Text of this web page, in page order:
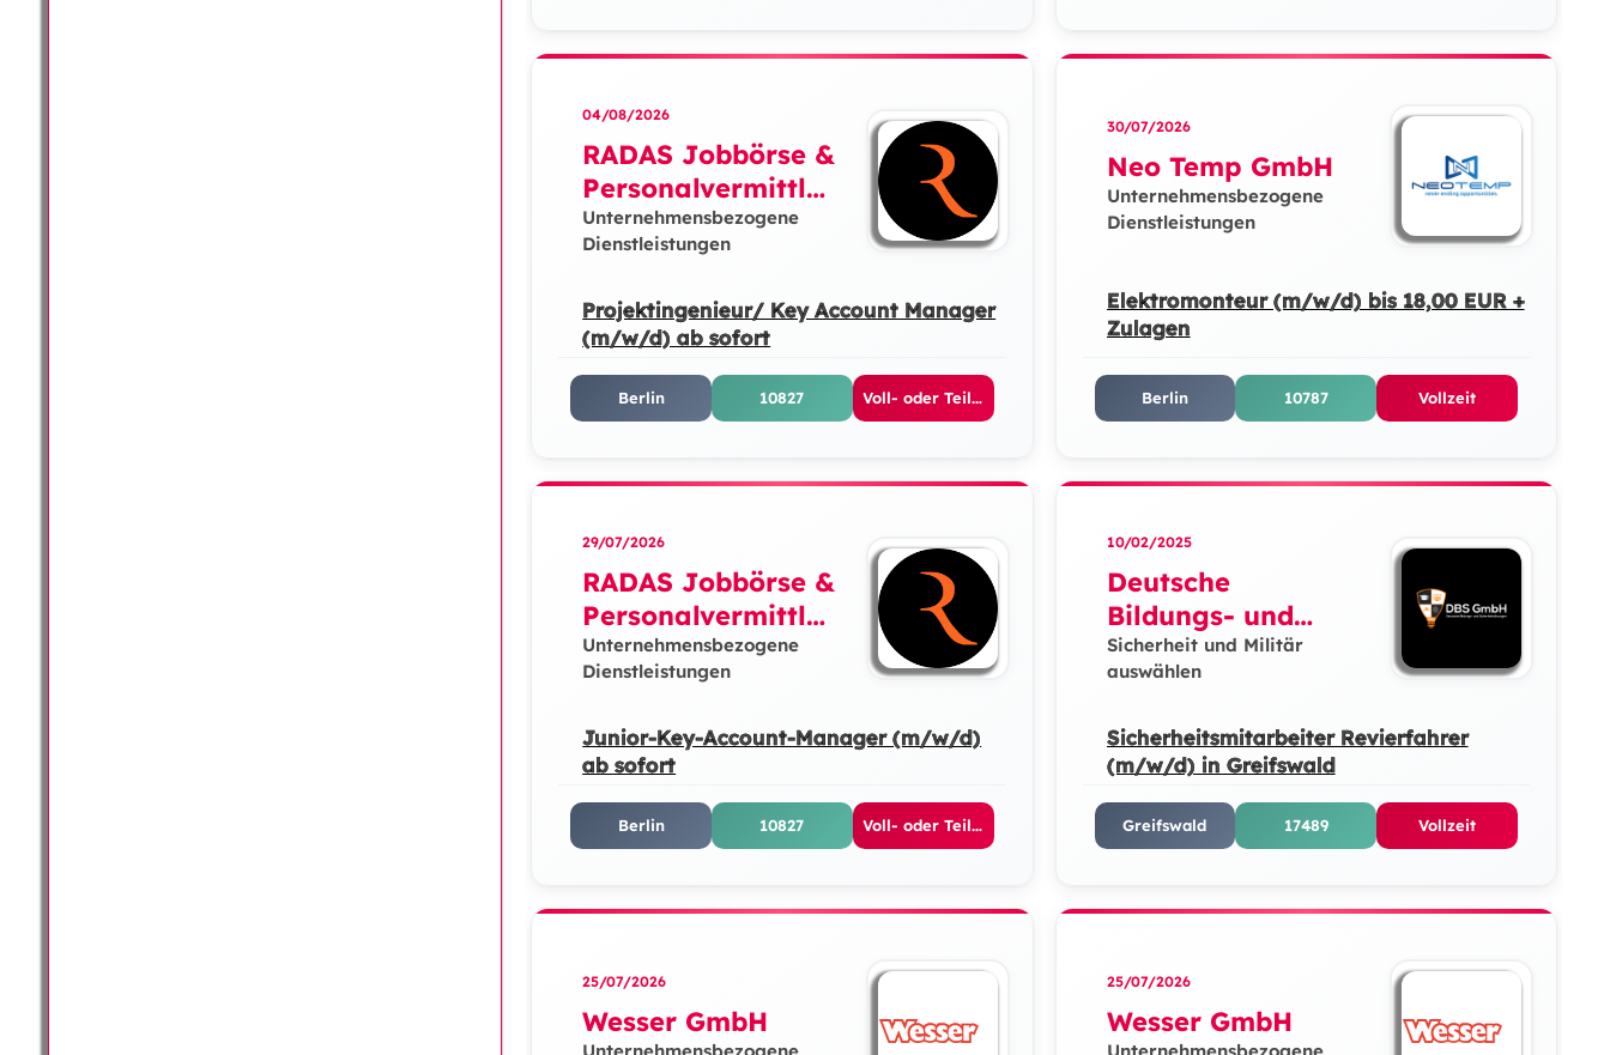
04/08/2026
RADAS Jobbörse &
Personalvermittlun
g GmbH
Unternehmensbezogene
Dienstleistungen
Projektingenieur/ Key Account Manager
(m/w/d) ab sofort
Berlin 10827 Voll- oder Teilzeit
30/07/2026
Neo Temp GmbH
Unternehmensbezogene
Dienstleistungen
Elektromonteur (m/w/d) bis 18,00 EUR +
Zulagen
Berlin 10787 Vollzeit
29/07/2026
RADAS Jobbörse &
Personalvermittlun
g GmbH
Unternehmensbezogene
Dienstleistungen
Junior-Key-Account-Manager (m/w/d)
ab sofort
Berlin 10827 Voll- oder Teilzeit
10/02/2025
Deutsche
Bildungs- und
Sicherheitslösunge
n GmbH
Sicherheit und Militär
auswählen
Sicherheitsmitarbeiter Revierfahrer
(m/w/d) in Greifswald
Greifswald 17489 Vollzeit
25/07/2026
Wesser GmbH
25/07/2026
Wesser GmbH